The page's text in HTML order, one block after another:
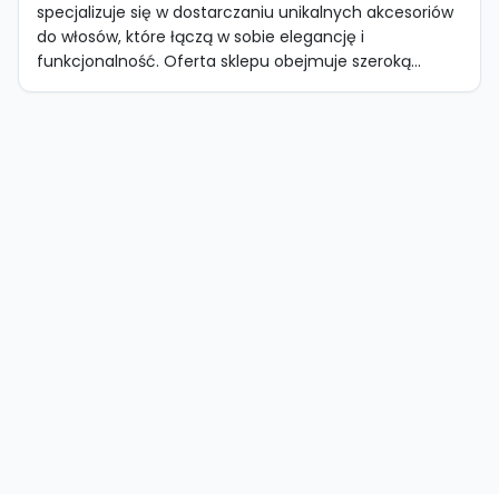
specjalizuje się w dostarczaniu unikalnych akcesoriów
do włosów, które łączą w sobie elegancję i
funkcjonalność. Oferta sklepu obejmuje szeroką...